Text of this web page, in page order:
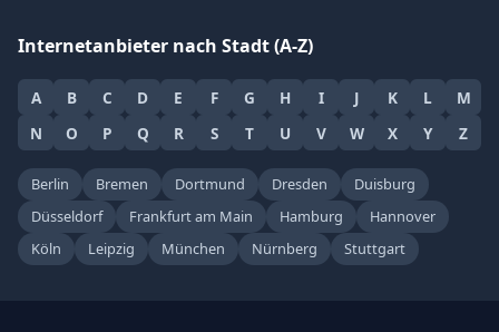
Internetanbieter nach Stadt (A-Z)
A B C D E F G H I J K L
M
N
O P Q R S T U V W X Y Z
Berlin Bremen Dortmund Dresden
Duisburg
Düsseldorf
Frankfurt am Main Hamburg
Hannover
Köln
Leipzig München Nürnberg Stuttgart